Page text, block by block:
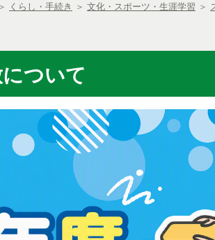
＞ くらし・手続き ＞ 文化・スポーツ・生涯学習 ＞
ついて